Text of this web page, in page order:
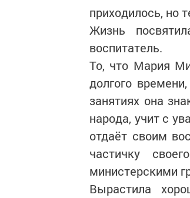
приходилось, но
Жизнь
воспитатель.
То, что Мария
долгого
занятиях она
народа, учит с
отдаёт своим
частичку
министерскими
Вырастила